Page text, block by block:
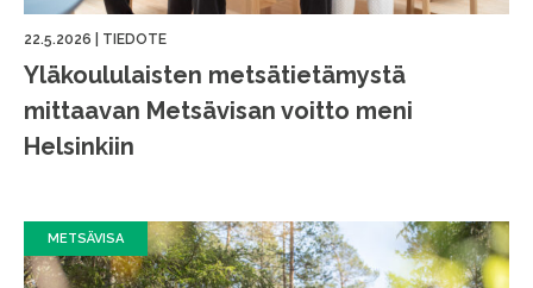
22.5.2026 TIEDOTE
Yläkoululaisten metsätietämystä
mittaavan Metsävisan voitto meni
Helsinkiin
METSÄVISA